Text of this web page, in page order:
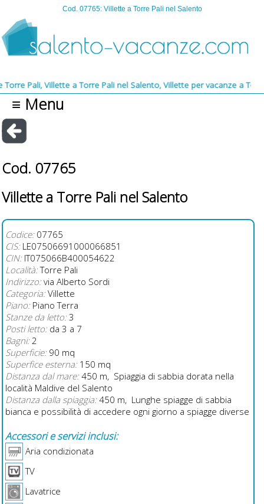
Cod. 07765: Villette a Torre Pali nel Salento
Pali, Villette a Torre Pali nel Salento, Villette per vacanze a Torre
≡ Menu
Cod. 07765
Villette a Torre Pali nel Salento
Codice:07765
CIS:LE07506691000066851
CIN:IT075066B400054622
Località: Torre Pali
Indirizzo:via Alberto Sordi
Categoria:Villette
Piano:Piano Terra
Stanze da letto:3
Posti letto:da 3 a 7
Bagni:2
Superficie:90 mq
Superfice esterna:150 mq
Distanza dal mare:450 m, Spiaggia di sabbia dorata nella
località Maldive del Salento
Distanza dalla spiaggia:450 m, Lunghe spiagge di sabbia
bianca e possibilità di accedere ogni giorno a spiagge diverse
Accessori e servizi inclusi:
Aria condizionata
TV
Lavatrice